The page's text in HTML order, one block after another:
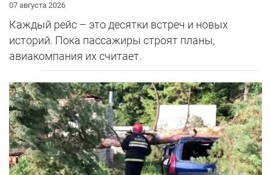
07 августа 2026
Каждый рейс – это десятки встреч и новых
историй. Пока пассажиры строят планы,
авиакомпания их считает.